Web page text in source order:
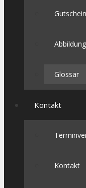
Gutschein
Glossar
Kontakt
Kontakt